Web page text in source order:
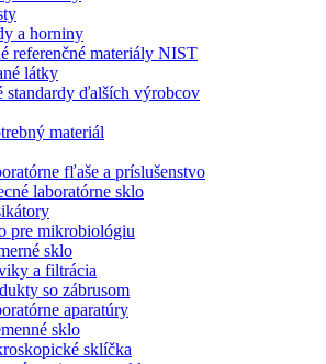
a horniny
referenčné materiály NIST
látky
standardy ďalších výrobcov
materiál
fľaše a príslušenstvo
laboratórne sklo
pre mikrobiológiu
sklo
a filtrácia
so zábrusom
aparatúry
sklo
sklíčka